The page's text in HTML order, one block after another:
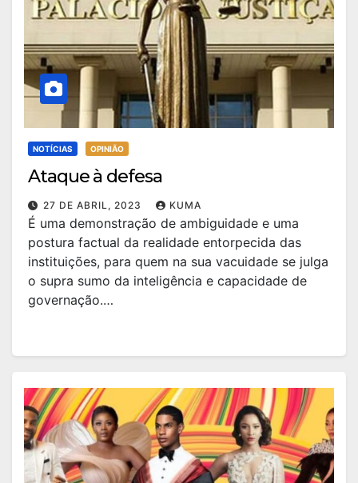
NOTÍCIAS OPINIÃO
Ataque à defesa
27 DE ABRIL, 2023 KUMA
É uma demonstração de ambiguidade e uma
postura factual da realidade entorpecida das
instituições, para quem na sua vacuidade se julga
o supra sumo da inteligência e capacidade de
governação.…